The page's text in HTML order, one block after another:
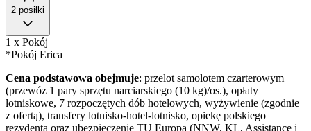
2 posiłki
1 x Pokój
*Pokój Erica
Cena podstawowa obejmuje: przelot samolotem czarterowym
(przewóz 1 pary sprzętu narciarskiego (10 kg)/os.), opłaty
lotniskowe, 7 rozpoczętych dób hotelowych, wyżywienie (zgodnie
z ofertą), transfery lotnisko-hotel-lotnisko, opiekę polskiego
rezydenta oraz ubezpieczenie TU Europa (NNW, KL, Assistance i